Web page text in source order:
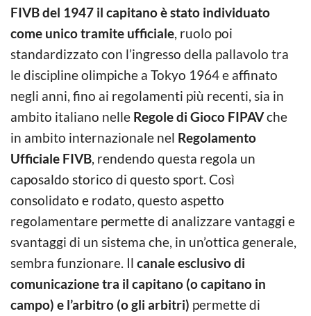
FIVB del 1947 il capitano è stato individuato
come unico tramite ufficiale , ruolo poi
standardizzato con l’ingresso della pallavolo tra
le discipline olimpiche a Tokyo 1964 e affinato
negli anni, fino ai regolamenti più recenti, sia in
ambito italiano nelle Regole di Gioco FIPAVche
in ambito internazionale nel Regolamento
Ufficiale FIVB , rendendo questa regola un
caposaldo storico di questo sport. Così
consolidato e rodato, questo aspetto
regolamentare permette di analizzare vantaggi e
svantaggi di un sistema che, in un’ottica generale,
sembra funzionare. Il canale esclusivo di
comunicazione tra il capitano (o capitano in
campo) e l’arbitro (o gli arbitri) permette di